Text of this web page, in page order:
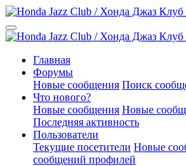
Главная
Форумы
Новые сообщения Поиск
Что нового?
Новые сообщения Новые
Последняя активность
Пользователи
Текущие посетители Новые
сообщений профилей